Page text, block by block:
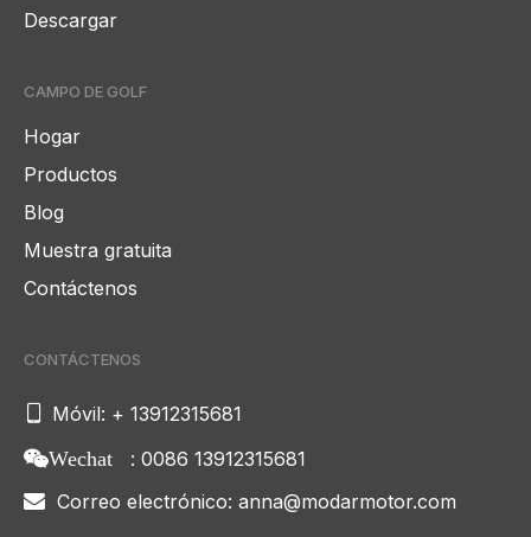
Descargar
CAMPO DE GOLF
Hogar
Productos
Blog
Muestra gratuita
Contáctenos
CONTÁCTENOS
 Móvil: + 13912315681
Wechat : 0086 13912315681
 Correo electrónico: anna@modarmotor.com